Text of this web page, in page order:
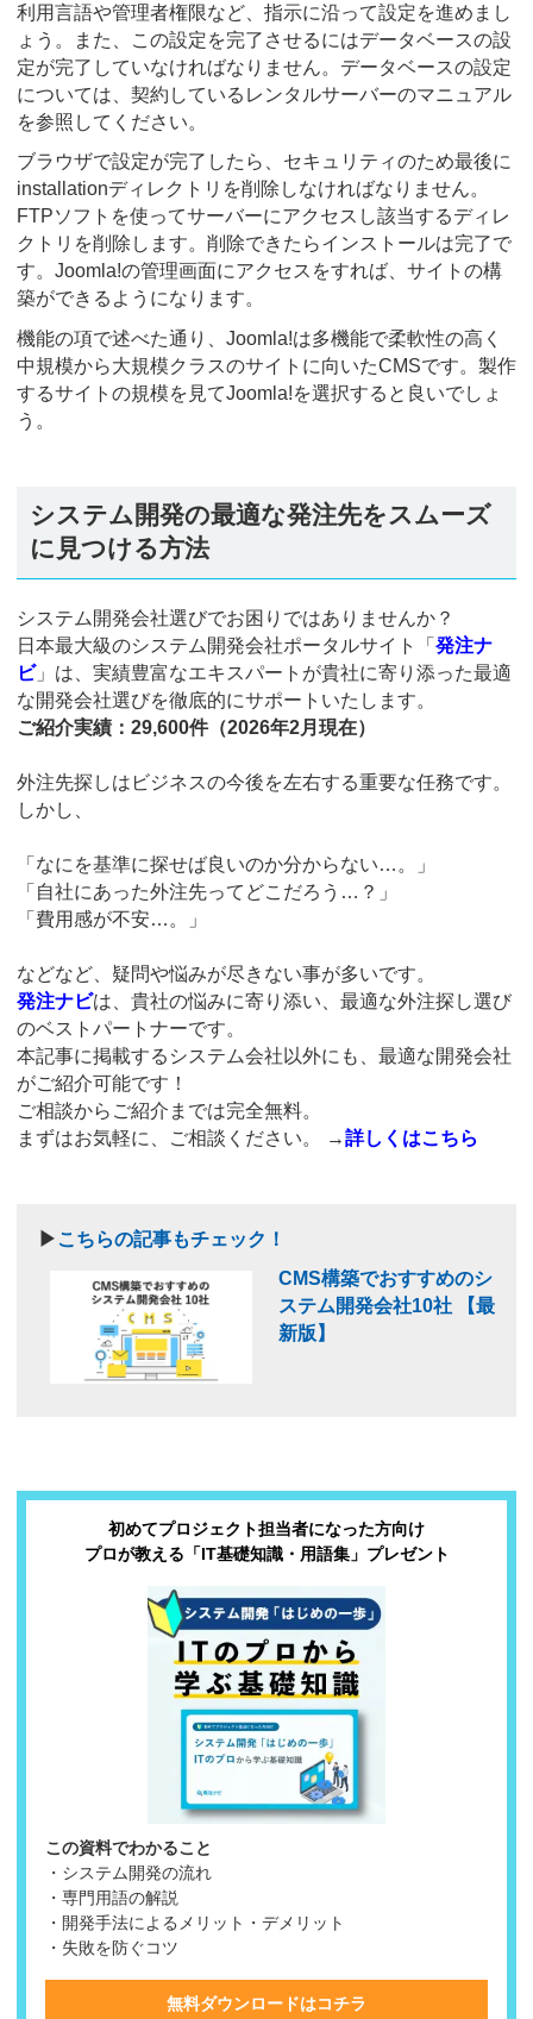
利用言語や管理者権限など、指示に沿って設定を進めまし
ょう。また、この設定を完了させるにはデータベースの設
定が完了していなければなりません。データベースの設定
については、契約しているレンタルサーバーのマニュアル
を参照してください。
ブラウザで設定が完了したら、セキュリティのため最後に
installationディレクトリを削除しなければなりません。
FTPソフトを使ってサーバーにアクセスし該当するディレ
クトリを削除します。削除できたらインストールは完了で
す。Joomla!の管理画面にアクセスをすれば、サイトの構
築ができるようになります。
機能の項で述べた通り、Joomla!は多機能で柔軟性の高く
中規模から大規模クラスのサイトに向いたCMSです。製作
するサイトの規模を見てJoomla!を選択すると良いでしょ
う。
システム開発の最適な発注先をスムーズ
に見つける方法
システム開発会社選びでお困りではありませんか？
日本最大級のシステム開発会社ポータルサイト「 発注ナ
ビ」は、実績豊富なエキスパートが貴社に寄り添った最適
な開発会社選びを徹底的にサポートいたします。
ご紹介実績：29,600件（2026年2月現在）
外注先探しはビジネスの今後を左右する重要な任務です。
しかし、
「なにを基準に探せば良いのか分からない…。」
「自社にあった外注先ってどこだろう…？」
「費用感が不安…。」
などなど、疑問や悩みが尽きない事が多いです。
発注ナビは、貴社の悩みに寄り添い、最適な外注探し選び
のベストパートナーです。
本記事に掲載するシステム会社以外にも、最適な開発会社
がご紹介可能です！
ご相談からご紹介までは完全無料。
まずはお気軽に、ご相談ください。
→詳しくはこちら
▶ こちらの記事もチェック！
CMS構築でおすすめのシ
ステム開発会社10社 【最
新版】
初めてプロジェクト担当者になった方向け
プロが教える「IT基礎知識・用語集」プレゼント
この資料でわかること
・システム開発の流れ
・専門用語の解説
・開発手法によるメリット・デメリット
・失敗を防ぐコツ
無料ダウンロードはコチラ